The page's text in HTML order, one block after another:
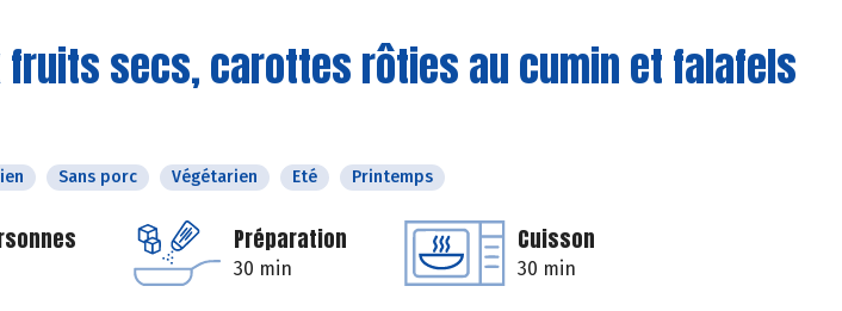
fruits secs, carottes rôties au cumin et falafels
Sans porc Végétarien Eté Printemps
Préparation
30 min
Cuisson
30 min